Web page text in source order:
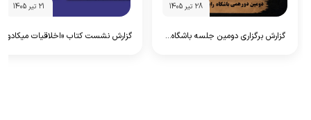
28 تیر 1405
گزارش برگزاری دومین جلسه باشگاه... گزارش نشست کتاب «اخلاقیات میکادو»